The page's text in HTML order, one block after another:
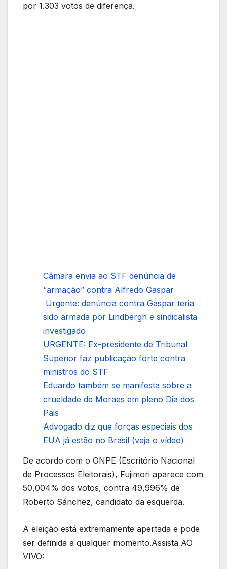
por 1.303 votos de diferença.
Câmara envia ao STF denúncia de
“armação” contra Alfredo Gaspar
Urgente: denúncia contra Gaspar teria
sido armada por Lindbergh e sindicalista
investigado
URGENTE: Ex-presidente de Tribunal
Superior faz publicação forte contra
ministros do STF
Eduardo também se manifesta sobre a
crueldade de Moraes em pleno Dia dos
Pais
Advogado diz que forças especiais dos
EUA já estão no Brasil (veja o vídeo)
De acordo com o ONPE (Escritório Nacional
de Processos Eleitorais), Fujimori aparece com
50,004% dos votos, contra 49,996% de
Roberto Sánchez, candidato da esquerda.
A eleição está extremamente apertada e pode
ser definida a qualquer momento.Assista AO
VIVO: